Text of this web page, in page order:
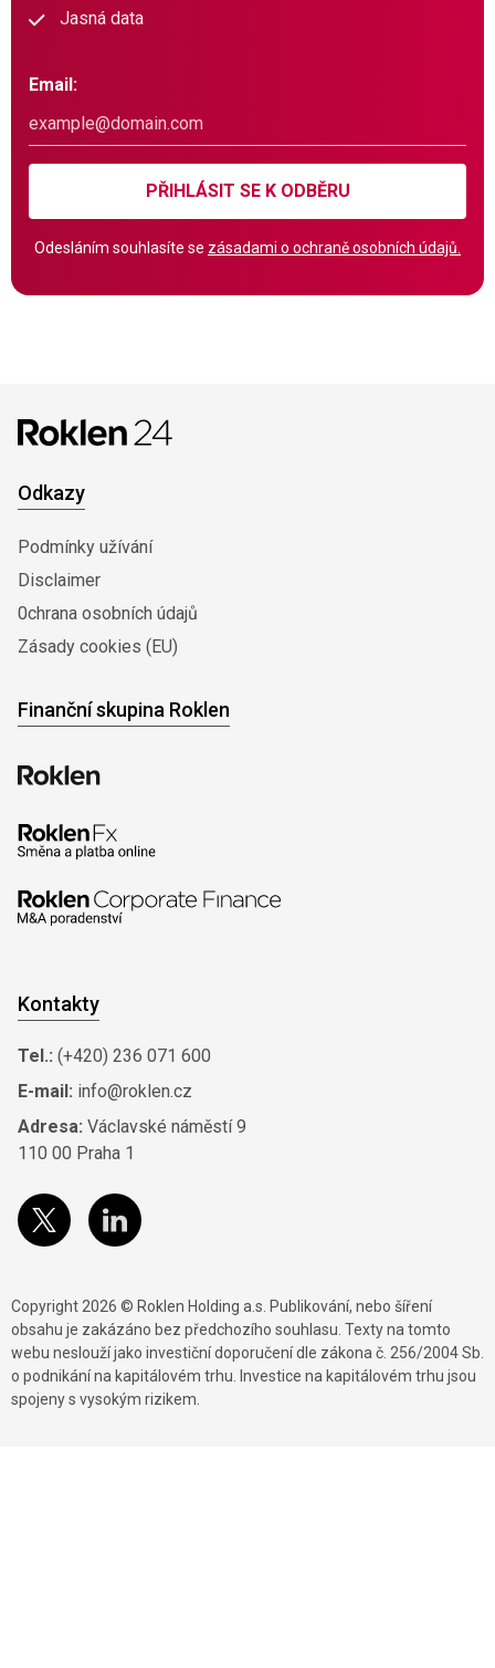
Jasná data
Email:
PŘIHLÁSIT SE K ODBĚRU
Odesláním souhlasíte se zásadami o ochraně osobních údajů.
Odkazy
Podmínky užívání
Disclaimer
0chrana osobních údajů
Zásady cookies (EU)
Finanční skupina Roklen
Kontakty
Tel.: (+420) 236 071 600
E-mail: info@roklen.cz
Adresa: Václavské náměstí 9
110 00 Praha 1
Copyright 2026 © Roklen Holding a.s. Publikování, nebo šíření
obsahu je zakázáno bez předchozího souhlasu. Texty na tomto
webu neslouží jako investiční doporučení dle zákona č. 256/2004 Sb.
o podnikání na kapitálovém trhu. Investice na kapitálovém trhu jsou
spojeny s vysokým rizikem.